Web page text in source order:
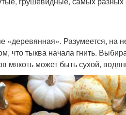
«деревянная». Разумеется, на
что тыква начала гнить.
может быть сухой,